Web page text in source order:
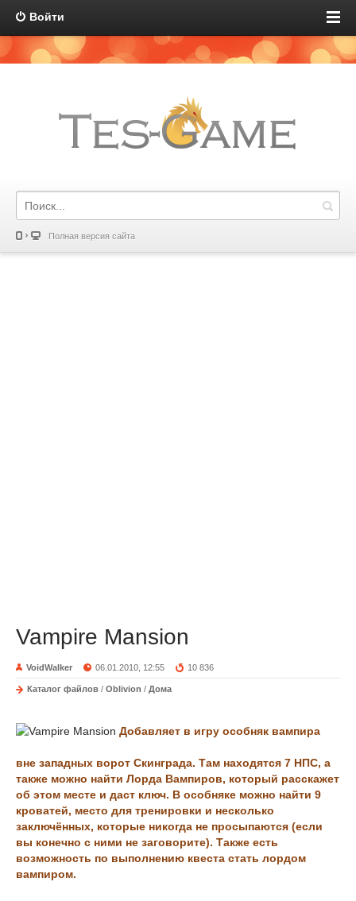
Войти
Полная версия сайта
Vampire Mansion
VoidWalker 06.01.2010, 12:55 10 836
Каталог файлов / Oblivion / Дома
Добавляет в игру особняк вампира
вне западных ворот Скинграда. Там находятся 7 НПС, а
также можно найти Лорда Вампиров, который расскажет
об этом месте и даст ключ. В особняке можно найти 9
кроватей, место для тренировки и несколько
заключённых, которые никогда не просыпаются (если
вы конечно с ними не заговорите). Также есть
возможность по выполнению квеста стать лордом
вампиром.